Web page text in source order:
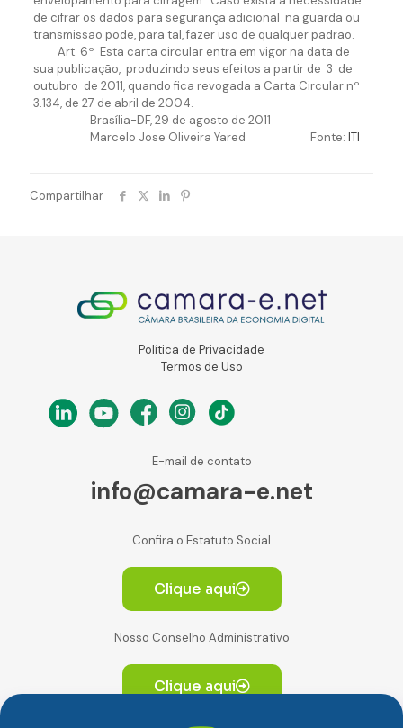
de cifrar os dados para segurança adicional na guarda ou
transmissão pode, para tal, fazer uso de qualquer padrão.
Art. 6º Esta carta circular entra em vigor na data de
sua publicação, produzindo seus efeitos a partir de 3 de
outubro de 2011, quando fica revogada a Carta Circular nº
3.134, de 27 de abril de 2004.
Brasília-DF, 29 de agosto de 2011
Marcelo Jose Oliveira Yared Fonte: ITI
Compartilhar
Política de Privacidade
Termos de Uso
E-mail de contato
info@camara-e.net
Confira o Estatuto Social
Clique aqui
Nosso Conselho Administrativo
Clique aqui